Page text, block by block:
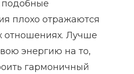
подобные
плохо отражаются
отношениях. Лучше
энергию на то,
гармоничный